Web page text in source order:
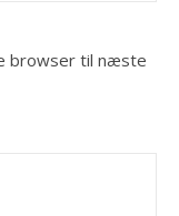
browser til næste